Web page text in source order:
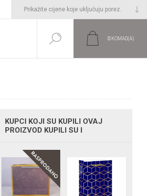
0 KOMAD(A)
KUPCI KOJI SU KUPILI OVAJ
PROIZVOD KUPILI SU I